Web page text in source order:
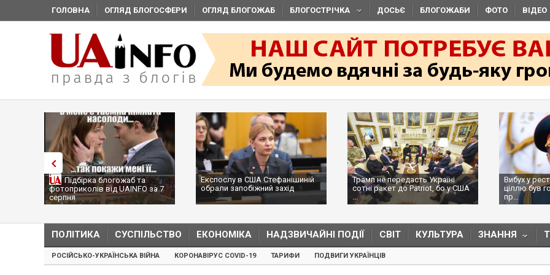
ГОЛОВНА ОГЛЯД БЛОГОСФЕРИ ОГЛЯД БЛОГОЖАБ БЛОГОСТРІЧКА ДОСЬЄ БЛОГОЖАБИ ФОТО ВІДЕО
Підбірка блогожаб та
фотоприколів від UAINFO за 7
серпня
Експослу в США Стефанішиній
обрали запобіжний захід
Трамп не передасть Україні
сотні ракет до Patriot, бо у США
...
Вибух у
ціллю був
пр...
ПОЛІТИКА СУСПІЛЬСТВО ЕКОНОМІКА НАДЗВИЧАЙНІ ПОДІЇ СВІТ КУЛЬТУРА ЗНАННЯ
РОСІЙСЬКО-УКРАЇНСЬКА ВІЙНА КОРОНАВІРУС COVID-19 ТАРИФИ ПОДВИГИ УКРАЇНЦІВ